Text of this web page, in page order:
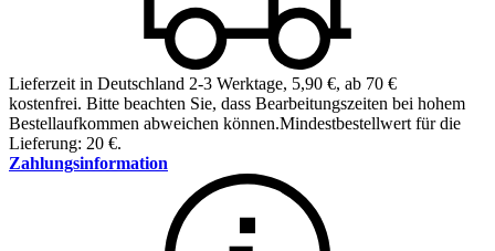
Lieferzeit in Deutschland 2-3 Werktage, 5,90 €, ab 70 €
kostenfrei. Bitte beachten Sie, dass Bearbeitungszeiten bei hohem
Bestellaufkommen abweichen können.Mindestbestellwert für die
Lieferung: 20 €.
Zahlungsinformation